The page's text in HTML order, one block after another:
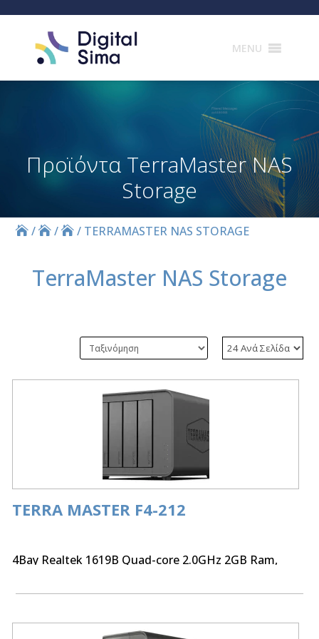
MENU
Προϊόντα TerraMaster NAS
Storage
/ / / TERRAMASTER NAS STORAGE
TerraMaster NAS Storage
TERRA MASTER F4-212
4Bay Realtek 1619B Quad-core 2.0GHz 2GB Ram,